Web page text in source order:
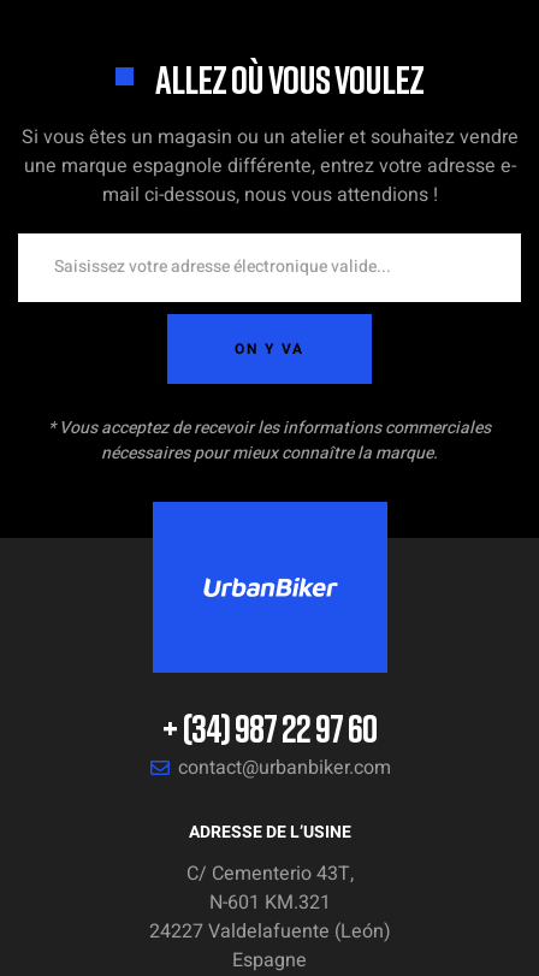
ALLEZ OÙ VOUS VOULEZ
Si vous êtes un magasin ou un atelier et souhaitez vendre
une marque espagnole différente, entrez votre adresse e-
mail ci-dessous, nous vous attendions !
ON Y VA
* Vous acceptez de recevoir les informations commerciales
nécessaires pour mieux connaître la marque.
+ (34) 987 22 97 60
contact@urbanbiker.com
ADRESSE DE L’USINE
C/ Cementerio 43T,
N-601 KM.321
24227 Valdelafuente (León)
Espagne